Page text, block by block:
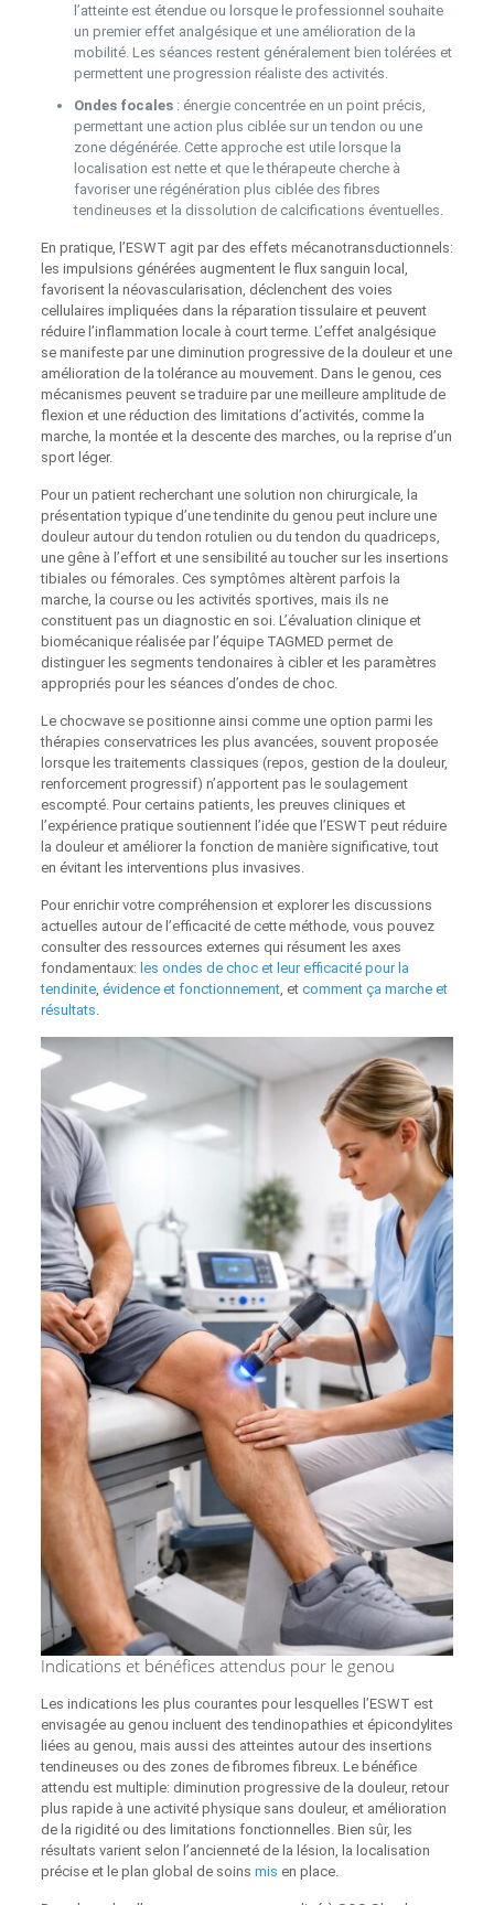
l’atteinte est étendue ou lorsque le professionnel souhaite
un premier effet analgésique et une amélioration de la
mobilité. Les séances restent généralement bien tolérées et
permettent une progression réaliste des activités.
Ondes focales: énergie concentrée en un point précis,
permettant une action plus ciblée sur un tendon ou une
zone dégénérée. Cette approche est utile lorsque la
localisation est nette et que le thérapeute cherche à
favoriser une régénération plus ciblée des fibres
tendineuses et la dissolution de calcifications éventuelles.
En pratique, l’ESWT agit par des effets mécanotransductionnels:
les impulsions générées augmentent le flux sanguin local,
favorisent la néovascularisation, déclenchent des voies
cellulaires impliquées dans la réparation tissulaire et peuvent
réduire l’inflammation locale à court terme. L’effet analgésique
se manifeste par une diminution progressive de la douleur et une
amélioration de la tolérance au mouvement. Dans le genou, ces
mécanismes peuvent se traduire par une meilleure amplitude de
flexion et une réduction des limitations d’activités, comme la
marche, la montée et la descente des marches, ou la reprise d’un
sport léger.
Pour un patient recherchant une solution non chirurgicale, la
présentation typique d’une tendinite du genou peut inclure une
douleur autour du tendon rotulien ou du tendon du quadriceps,
une gêne à l’effort et une sensibilité au toucher sur les insertions
tibiales ou fémorales. Ces symptômes altèrent parfois la
marche, la course ou les activités sportives, mais ils ne
constituent pas un diagnostic en soi. L’évaluation clinique et
biomécanique réalisée par l’équipe TAGMED permet de
distinguer les segments tendonaires à cibler et les paramètres
appropriés pour les séances d’ondes de choc.
Le chocwave se positionne ainsi comme une option parmi les
thérapies conservatrices les plus avancées, souvent proposée
lorsque les traitements classiques (repos, gestion de la douleur,
renforcement progressif) n’apportent pas le soulagement
escompté. Pour certains patients, les preuves cliniques et
l’expérience pratique soutiennent l’idée que l’ESWT peut réduire
la douleur et améliorer la fonction de manière significative, tout
en évitant les interventions plus invasives.
Pour enrichir votre compréhension et explorer les discussions
actuelles autour de l’efficacité de cette méthode, vous pouvez
consulter des ressources externes qui résument les axes
fondamentaux: les ondes de choc et leur efficacité pour la
tendinite, évidence et fonctionnement, et comment ça marche et
résultats
Indications et bénéfices attendus pour le genou
Les indications les plus courantes pour lesquelles l’ESWT est
envisagée au genou incluent des tendinopathies et épicondylites
liées au genou, mais aussi des atteintes autour des insertions
tendineuses ou des zones de fibromes fibreux. Le bénéfice
attendu est multiple: diminution progressive de la douleur, retour
plus rapide à une activité physique sans douleur, et amélioration
de la rigidité ou des limitations fonctionnelles. Bien sûr, les
résultats varient selon l’ancienneté de la lésion, la localisation
précise et le plan global de soins mis en place.